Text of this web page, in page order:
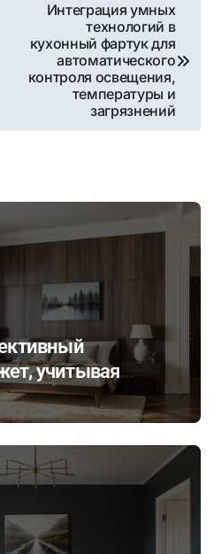
Интеграция умных
технологий в
кухонный фартук для
автоматического
контроля освещения,
температуры и
загрязнений
учитывая
и избегая
финансовых